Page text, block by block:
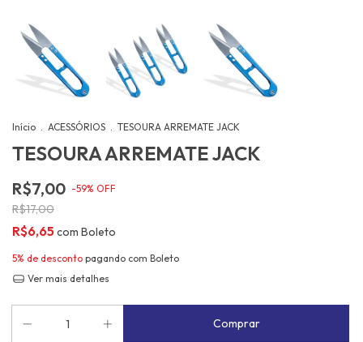
Início . ACESSÓRIOS . TESOURA ARREMATE JACK
TESOURA ARREMATE JACK
R$7,00 -59% OFF
R$17,00
R$6,65 com Boleto
5% de desconto pagando com Boleto
Ver mais detalhes